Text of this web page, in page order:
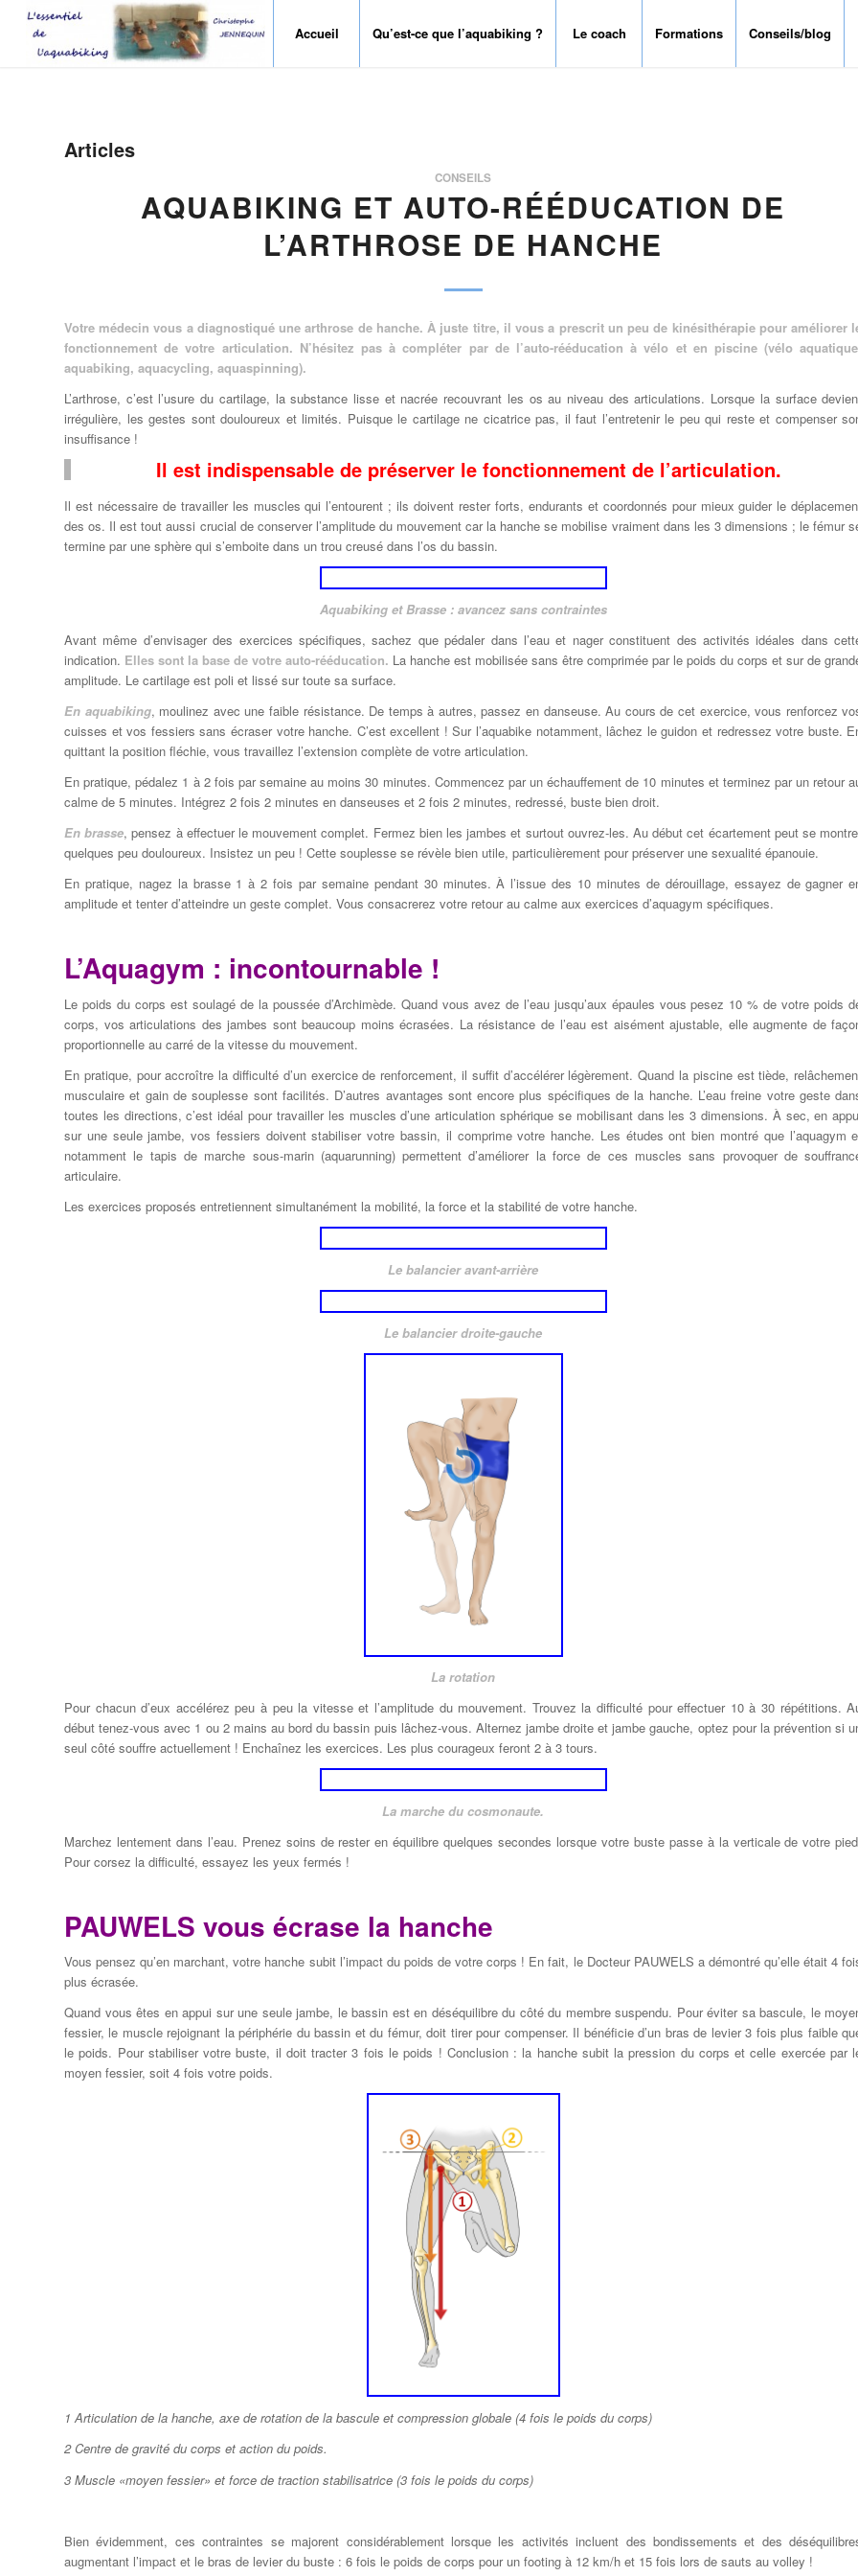
Accueil Qu’est-ce que l’aquabiking ? Le coach Formations Conseils/blog
Articles
CONSEILS
AQUABIKING ET AUTO-RÉÉDUCATION DE
L’ARTHROSE DE HANCHE
Votre médecin vous a diagnostiqué une arthrose de hanche. À juste titre, il vous a prescrit un peu de kinésithérapie pour améliorer
fonctionnement de votre articulation. N’hésitez pas à compléter par de l’auto-rééducation à vélo et en piscine (vélo
aquabiking, aquacycling, aquaspinning).
L’arthrose, c’est l’usure du cartilage, la substance lisse et nacrée recouvrant les os au niveau des articulations. Lorsque la surface
irrégulière, les gestes sont douloureux et limités. Puisque le cartilage ne cicatrice pas, il faut l’entretenir le peu qui reste et compenser
insuffisance !
Il est indispensable de préserver le fonctionnement de l’articulation.
Il est nécessaire de travailler les muscles qui l’entourent ; ils doivent rester forts, endurants et coordonnés pour mieux guider le
des os. Il est tout aussi crucial de conserver l’amplitude du mouvement car la hanche se mobilise vraiment dans les 3 dimensions ; le fémur
termine par une sphère qui s’emboite dans un trou creusé dans l’os du bassin.
Aquabiking et Brasse : avancez sans contraintes
Avant même d’envisager des exercices spécifiques, sachez que pédaler dans l’eau et nager constituent des activités idéales dans
indication. Elles sont la base de votre auto-rééducation. La hanche est mobilisée sans être comprimée par le poids du corps et sur de
amplitude. Le cartilage est poli et lissé sur toute sa surface.
En aquabiking, moulinez avec une faible résistance. De temps à autres, passez en danseuse. Au cours de cet exercice, vous renforcez
cuisses et vos fessiers sans écraser votre hanche. C’est excellent ! Sur l’aquabike notamment, lâchez le guidon et redressez votre buste.
quittant la position fléchie, vous travaillez l’extension complète de votre articulation.
En pratique, pédalez 1 à 2 fois par semaine au moins 30 minutes. Commencez par un échauffement de 10 minutes et terminez par un retour
calme de 5 minutes. Intégrez 2 fois 2 minutes en danseuses et 2 fois 2 minutes, redressé, buste bien droit.
En brasse, pensez à effectuer le mouvement complet. Fermez bien les jambes et surtout ouvrez-les. Au début cet écartement peut se
quelques peu douloureux. Insistez un peu ! Cette souplesse se révèle bien utile, particulièrement pour préserver une sexualité épanouie.
En pratique, nagez la brasse 1 à 2 fois par semaine pendant 30 minutes. À l’issue des 10 minutes de dérouillage, essayez de gagner
amplitude et tenter d’atteindre un geste complet. Vous consacrerez votre retour au calme aux exercices d’aquagym spécifiques.
L’Aquagym : incontournable !
Le poids du corps est soulagé de la poussée d’Archimède. Quand vous avez de l’eau jusqu’aux épaules vous pesez 10 % de votre poids
corps, vos articulations des jambes sont beaucoup moins écrasées. La résistance de l’eau est aisément ajustable, elle augmente de
proportionnelle au carré de la vitesse du mouvement.
En pratique, pour accroître la difficulté d’un exercice de renforcement, il suffit d’accélérer légèrement. Quand la piscine est tiède,
musculaire et gain de souplesse sont facilités. D’autres avantages sont encore plus spécifiques de la hanche. L’eau freine votre geste
toutes les directions, c’est idéal pour travailler les muscles d’une articulation sphérique se mobilisant dans les 3 dimensions. À sec, en
sur une seule jambe, vos fessiers doivent stabiliser votre bassin, il comprime votre hanche. Les études ont bien montré que l’aquagym
notamment le tapis de marche sous-marin (aquarunning) permettent d’améliorer la force de ces muscles sans provoquer de
articulaire.
Les exercices proposés entretiennent simultanément la mobilité, la force et la stabilité de votre hanche.
Le balancier avant-arrière
Le balancier droite-gauche
La rotation
Pour chacun d’eux accélérez peu à peu la vitesse et l’amplitude du mouvement. Trouvez la difficulté pour effectuer 10 à 30 répétitions.
début tenez-vous avec 1 ou 2 mains au bord du bassin puis lâchez-vous. Alternez jambe droite et jambe gauche, optez pour la prévention si
seul côté souffre actuellement ! Enchaînez les exercices. Les plus courageux feront 2 à 3 tours.
La marche du cosmonaute.
Marchez lentement dans l’eau. Prenez soins de rester en équilibre quelques secondes lorsque votre buste passe à la verticale de votre
Pour corsez la difficulté, essayez les yeux fermés !
PAUWELS vous écrase la hanche
Vous pensez qu’en marchant, votre hanche subit l’impact du poids de votre corps ! En fait, le Docteur PAUWELS a démontré qu’elle était 4
plus écrasée.
Quand vous êtes en appui sur une seule jambe, le bassin est en déséquilibre du côté du membre suspendu. Pour éviter sa bascule, le
fessier, le muscle rejoignant la périphérie du bassin et du fémur, doit tirer pour compenser. Il bénéficie d’un bras de levier 3 fois plus faible
le poids. Pour stabiliser votre buste, il doit tracter 3 fois le poids ! Conclusion : la hanche subit la pression du corps et celle exercée par
moyen fessier, soit 4 fois votre poids.
1 Articulation de la hanche, axe de rotation de la bascule et compression globale (4 fois le poids du corps)
2 Centre de gravité du corps et action du poids.
3 Muscle «moyen fessier» et force de traction stabilisatrice (3 fois le poids du corps)
Bien évidemment, ces contraintes se majorent considérablement lorsque les activités incluent des bondissements et des
augmentant l’impact et le bras de levier du buste : 6 fois le poids de corps pour un footing à 12 km/h et 15 fois lors de sauts au volley !